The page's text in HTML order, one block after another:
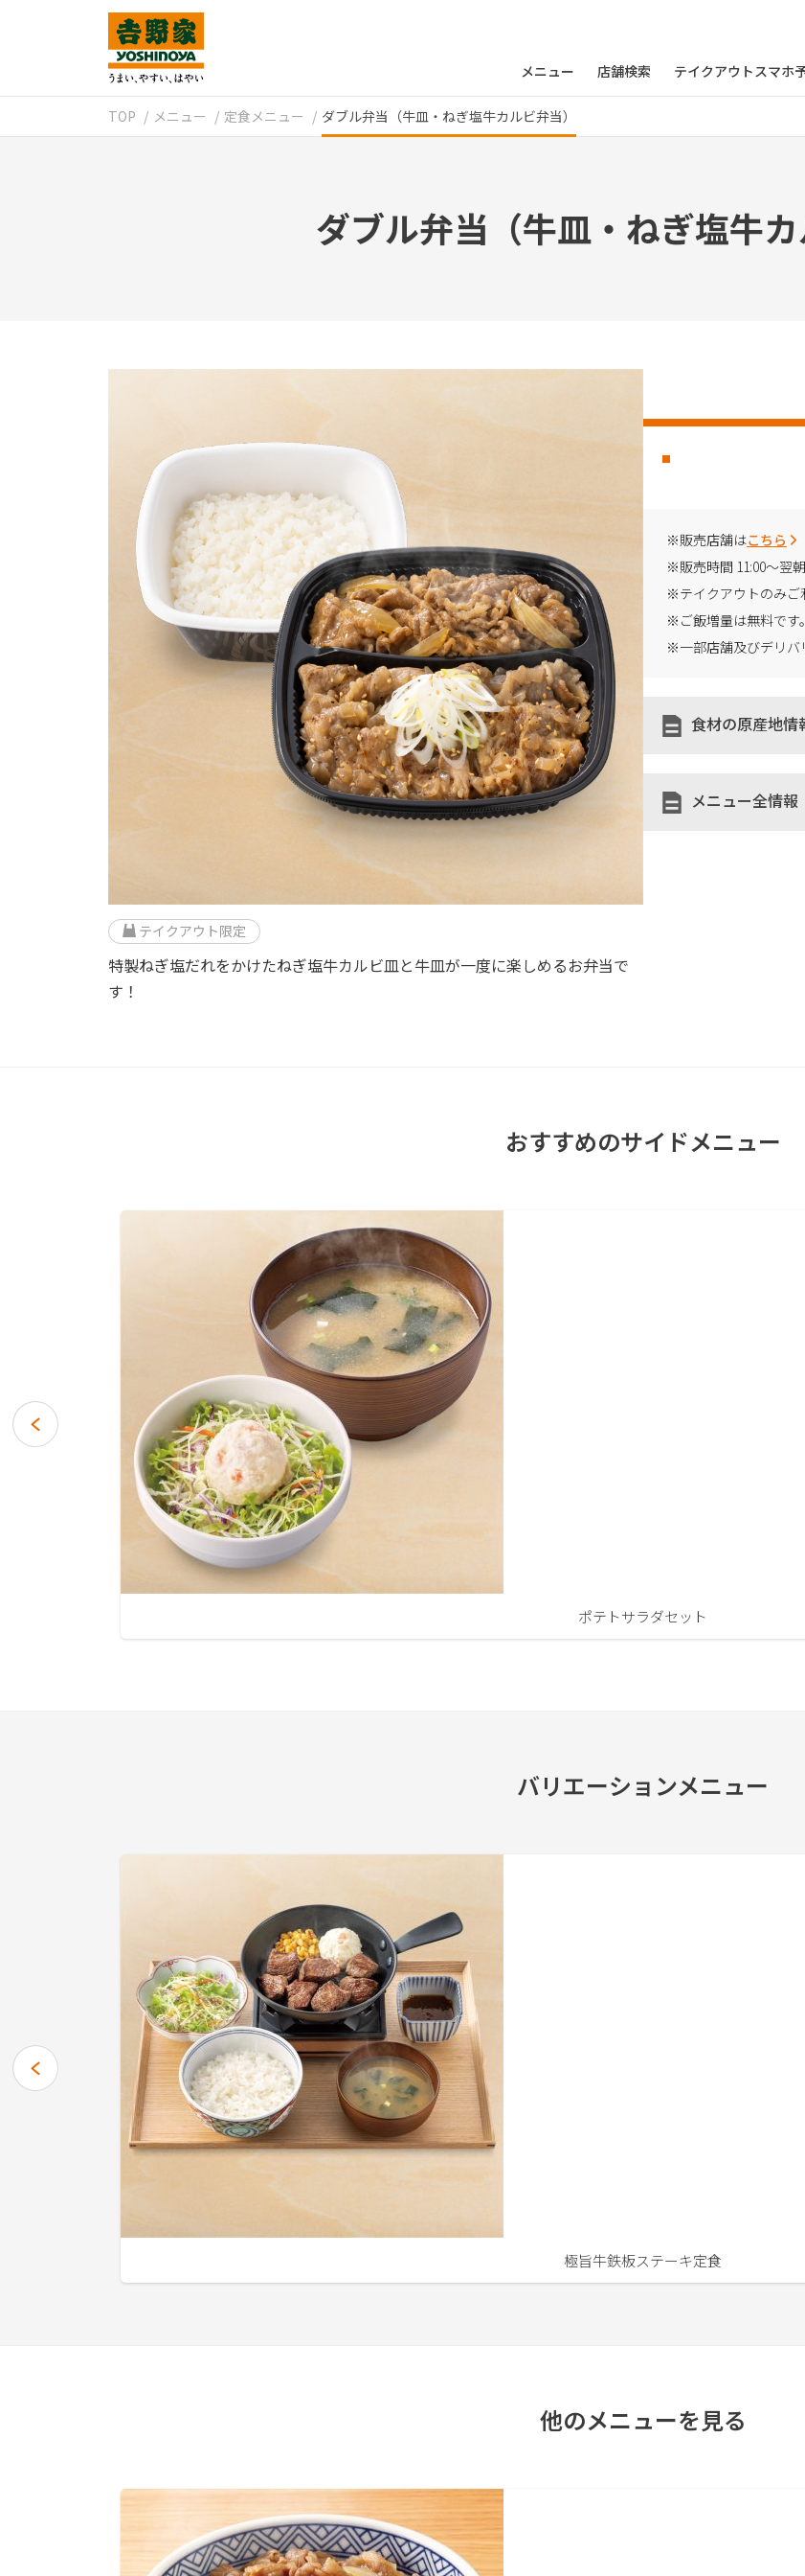
メニュー 店舗検索 テイクアウトスマホ
TOP メニュー 定食メニュー ダブル弁当（牛皿・ねぎ塩牛カルビ弁当）
ダブル弁当（牛皿・ねぎ塩牛カ
特製ねぎ塩だれをかけたねぎ塩牛カルビ皿と牛皿が一度に楽しめるお弁当で
す！
テイクアウト限定
※販売店舗はこちら
※販売時間 11:00～翌
※テイクアウトのみご
※ご飯増量は無料です。
※一部店舗及びデリバ
食材の原産地情
メニュー全情
おすすめのサイドメニュー
ポテトサラダセット
バリエーションメニュー
極旨牛鉄板ステーキ定食
他のメニューを見る